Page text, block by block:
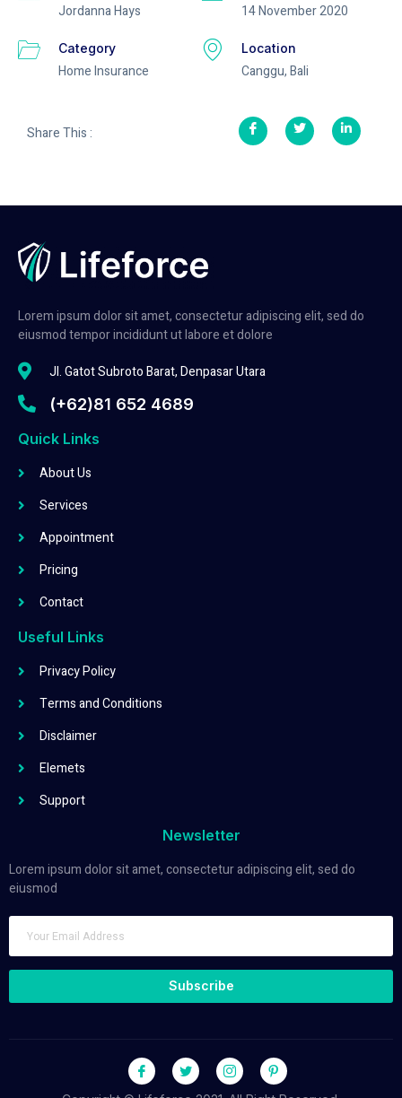
Jordanna Hays 14 November 2020
Category
Home Insurance
Location
Canggu, Bali
Share This :
Lorem ipsum dolor sit amet, consectetur adipiscing elit, sed do
eiusmod tempor incididunt ut labore et dolore
Jl. Gatot Subroto Barat, Denpasar Utara
(+62)81 652 4689
Quick Links
About Us
Services
Appointment
Pricing
Contact
Useful Links
Privacy Policy
Terms and Conditions
Disclaimer
Elemets
Support
Newsletter
Lorem ipsum dolor sit amet, consectetur adipiscing elit, sed do
eiusmod
Subscribe